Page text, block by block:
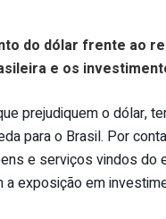
do dólar frente ao
e os
prejudiquem o dólar,
para o Brasil. Por
e serviços vindos do
exposição em